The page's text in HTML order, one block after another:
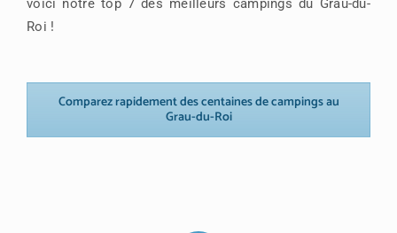
Roi !
Comparez rapidement des centaines de campings au
Grau-du-Roi